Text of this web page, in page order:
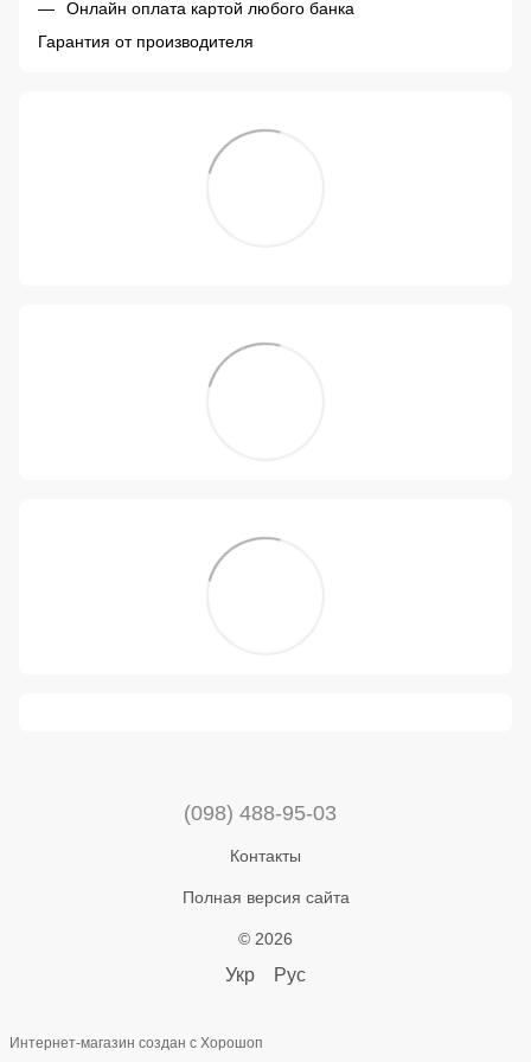
Онлайн оплата картой любого банка
Гарантия от производителя
(098) 488-95-03
Контакты
Полная версия сайта
© 2026
Укр Рус
Интернет-магазин создан с Хорошоп